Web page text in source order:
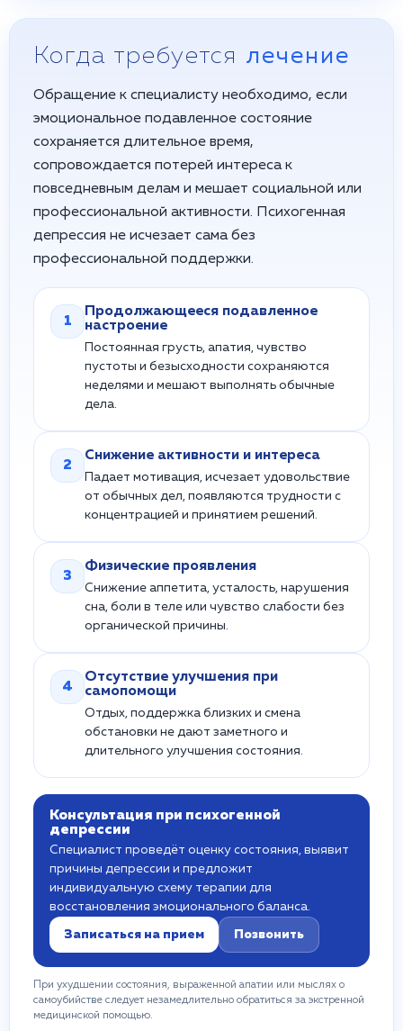
Когда требуется лечение
Обращение к специалисту необходимо, если
эмоциональное подавленное состояние
сохраняется длительное время,
сопровождается потерей интереса к
повседневным делам и мешает социальной или
профессиональной активности. Психогенная
депрессия не исчезает сама без
профессиональной поддержки.
1
Продолжающееся подавленное
настроение
Постоянная грусть, апатия, чувство
пустоты и безысходности сохраняются
неделями и мешают выполнять обычные
дела.
2
Снижение активности и интереса
Падает мотивация, исчезает удовольствие
от обычных дел, появляются трудности с
концентрацией и принятием решений.
3
Физические проявления
Снижение аппетита, усталость, нарушения
сна, боли в теле или чувство слабости без
органической причины.
4
Отсутствие улучшения при
самопомощи
Отдых, поддержка близких и смена
обстановки не дают заметного и
длительного улучшения состояния.
Консультация при психогенной
депрессии
Специалист проведёт оценку состояния, выявит
причины депрессии и предложит
индивидуальную схему терапии для
восстановления эмоционального баланса.
Записаться на прием Позвонить
При ухудшении состояния, выраженной апатии или мыслях о
самоубийстве следует незамедлительно обратиться за экстренной
медицинской помощью.